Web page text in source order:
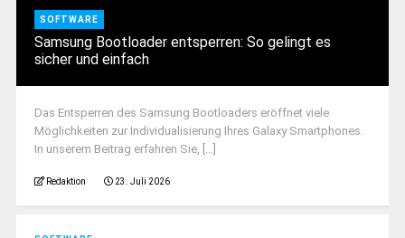
SOFTWARE
Samsung Bootloader entsperren: So gelingt es
sicher und einfach
Das Entsperren des Samsung Bootloaders eröffnet viele
Möglichkeiten zur Individualisierung Ihres Galaxy Smartphones.
In unserem Beitrag erfahren Sie, [...]
Redaktion 23. Juli 2026